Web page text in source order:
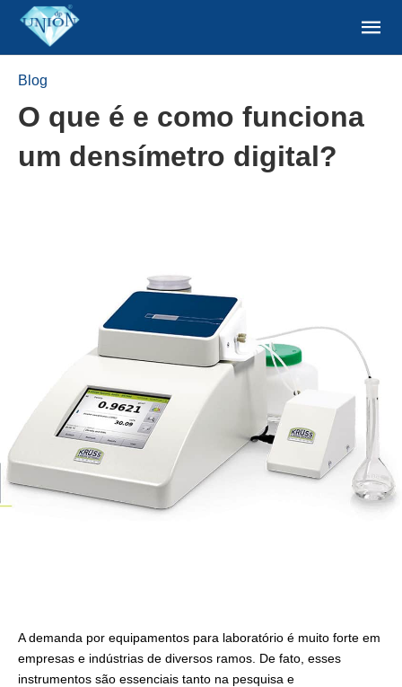
Blog
O que é e como funciona
um densímetro digital?
A demanda por equipamentos para laboratório é muito forte em
empresas e indústrias de diversos ramos. De fato, esses
instrumentos são essenciais tanto na pesquisa e